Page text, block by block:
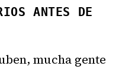
ANTES DE
mucha gente